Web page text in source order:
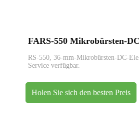
FARS-550 Mikrobürsten-
RS-550, 36-mm-Mikrobürsten-DC-
Service verfügbar.
Holen Sie sich den besten Preis